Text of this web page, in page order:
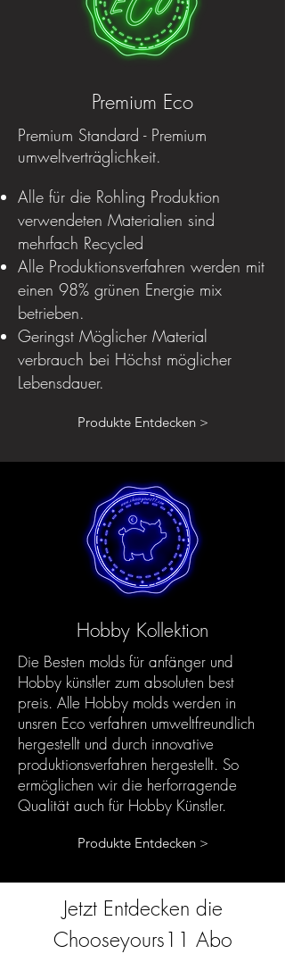
Premium Eco
Premium Standard - Premium
umweltverträglichkeit.
Alle für die Rohling Produktion
verwendeten Materialien sind
mehrfach Recycled
Alle Produktionsverfahren werden mit
einen 98% grünen Energie mix
betrieben.
Geringst Möglicher Material
verbrauch bei Höchst möglicher
Lebensdauer.
Produkte Entdecken >
Hobby Kollektion
Die Besten molds für anfänger und
Hobby künstler zum absoluten best
preis. Alle Hobby molds werden in
unsren Eco verfahren umweltfreundlich
hergestellt und durch innovative
produktionsverfahren hergestellt. So
ermöglichen wir die herforragende
Qualität auch für Hobby Künstler.
Produkte Entdecken >
Jetzt Entdecken die
Chooseyours11 Abo